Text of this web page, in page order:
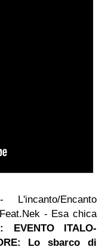
Encanto
- Esa chica
EVENTO ITALO-
Lo sbarco di